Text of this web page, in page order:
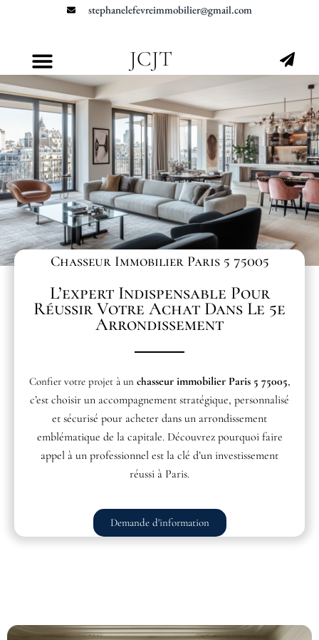
stephanelefevreimmobilier@gmail.com
JCJT
Chasseur Immobilier Paris 5 75005
L’expert Indispensable Pour
Réussir Votre Achat Dans Le 5e
Arrondissement
Confier votre projet à un chasseur immobilier Paris 5 75005,
c’est choisir un accompagnement stratégique, personnalisé
et sécurisé pour acheter dans un arrondissement
emblématique de la capitale. Découvrez pourquoi faire
appel à un professionnel est la clé d’un investissement
réussi à Paris.
Demande d'information